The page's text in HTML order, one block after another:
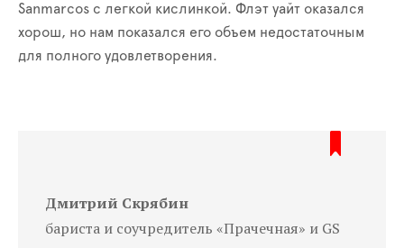
Sanmarcos с легкой кислинкой. Флэт уайт оказался
хорош, но нам показался его объем недостаточным
для полного удовлетворения.
Дмитрий Скрябин
бариста и соучредитель «Прачечная» и GS